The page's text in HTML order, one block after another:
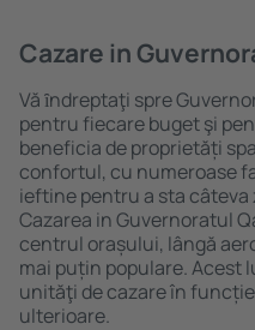
Cazare in
Vă ȋndreptaţi spre
pentru fiecare buget şi
beneficia de proprietăți
confortul, cu numeroase
ieftine pentru a sta
Cazarea in Guvernoratul
centrul orașului, lângă
mai puțin populare. Acest
unităţi de cazare în
ulterioare.